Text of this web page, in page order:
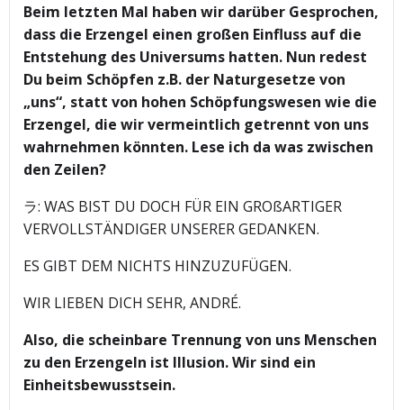
Beim letzten Mal haben wir darüber Gesprochen,
dass die Erzengel einen großen Einfluss auf die
Entstehung des Universums hatten. Nun redest
Du beim Schöpfen z.B. der Naturgesetze von
„uns“, statt von hohen Schöpfungswesen wie die
Erzengel, die wir vermeintlich getrennt von uns
wahrnehmen könnten. Lese ich da was zwischen
den Zeilen?
ラ: WAS BIST DU DOCH FÜR EIN GROßARTIGER
VERVOLLSTÄNDIGER UNSERER GEDANKEN.
ES GIBT DEM NICHTS HINZUZUFÜGEN.
WIR LIEBEN DICH SEHR, ANDRÉ.
Also, die scheinbare Trennung von uns Menschen
zu den Erzengeln ist Illusion. Wir sind ein
Einheitsbewusstsein.